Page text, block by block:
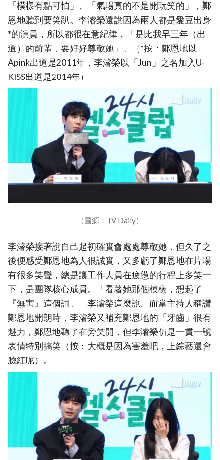
「模樣有點可怕」、「氣場真的不是開玩笑的」，鄭
恩地聽到要笑趴。李濬榮還說因為兩人都是愛豆出身
*的演員，所以都很在意紀律，「是比我早三年（出
道）的前輩，要好好尊敬她」。（*按：鄭恩地以
Apink出道是2011年，李濬榮以「Jun」之名加入U-
KISS出道是2014年）
（圖源：TV Daily）
李濬榮接著說自己起初確實會處處尊敬她，但久了之
後便感受鄭恩地為人很誠實，又多虧了鄭恩地在片場
有很多笑聲，總是讓工作人員在疲憊的行程上多笑一
下，是團隊核心成員。「看著她那個模樣，想起了
『無害』這個詞。」李濬榮這麼說。而當主持人稱讚
鄭恩地開朗時，李濬榮又補充鄭恩地的「牙齒」很有
魅力，鄭恩地聽了在旁笑開，但李濬榮仍是一貫一號
表情特別搞笑（按：大概是因為害羞吧，上綜藝還會
臉紅呢）。